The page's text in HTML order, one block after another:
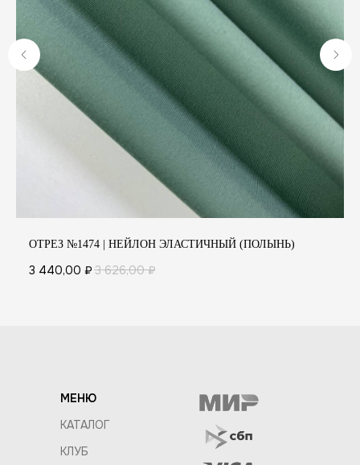
ОТРЕЗ №1474 | НЕЙЛОН ЭЛАСТИЧНЫЙ (ПОЛЫНЬ)
3 440,00 ₽ 3 626,00 ₽
МЕНЮ
КАТАЛОГ
КЛУБ